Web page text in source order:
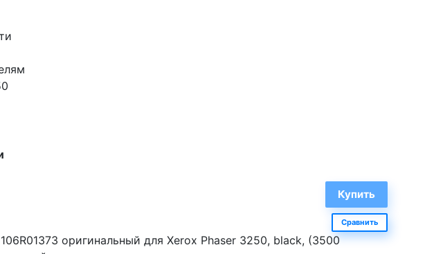
Сравнить
оригинальный для Xerox Phaser 3250, black, (3500